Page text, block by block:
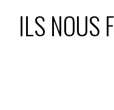
ILS NOUS